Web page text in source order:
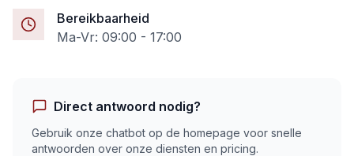
Bereikbaarheid
Ma-Vr: 09:00 - 17:00
Direct antwoord nodig?
Gebruik onze chatbot op de homepage voor snelle
antwoorden over onze diensten en pricing.